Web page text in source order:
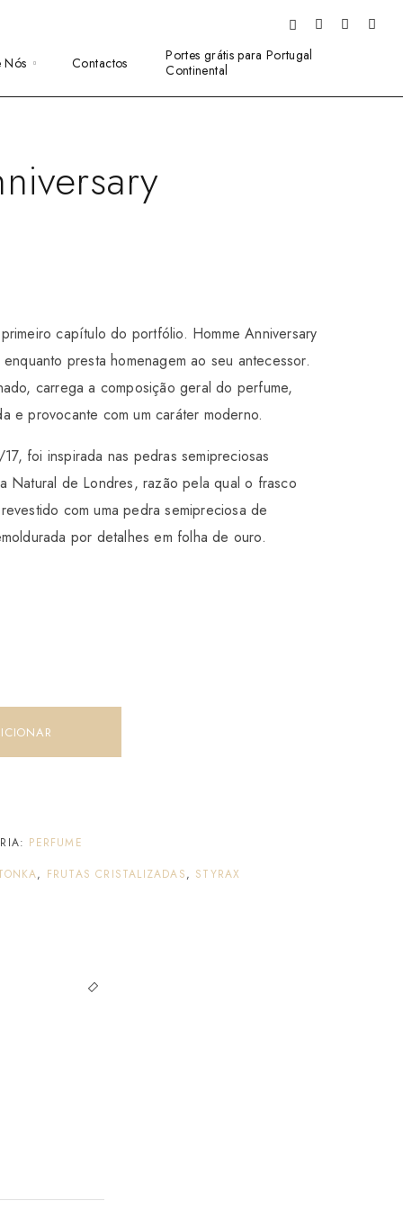
Nós Contactos
Portes grátis para Portugal
Continental
capítulo do portfólio. Homme Anniversary
presta homenagem ao seu antecessor.
carrega a composição geral do perfume,
e provocante com um caráter moderno.
foi inspirada nas pedras semipreciosas
Natural de Londres, razão pela qual o frasco
com uma pedra semipreciosa de
por detalhes em folha de ouro.
PERFUME
, FRUTAS CRISTALIZADAS, STYRAX